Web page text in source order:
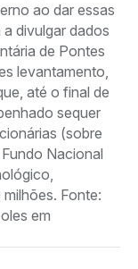
ao dar essas
divulgar dados
de Pontes
levantamento,
até o final de
sequer
(sobre
Nacional
Fonte:
em